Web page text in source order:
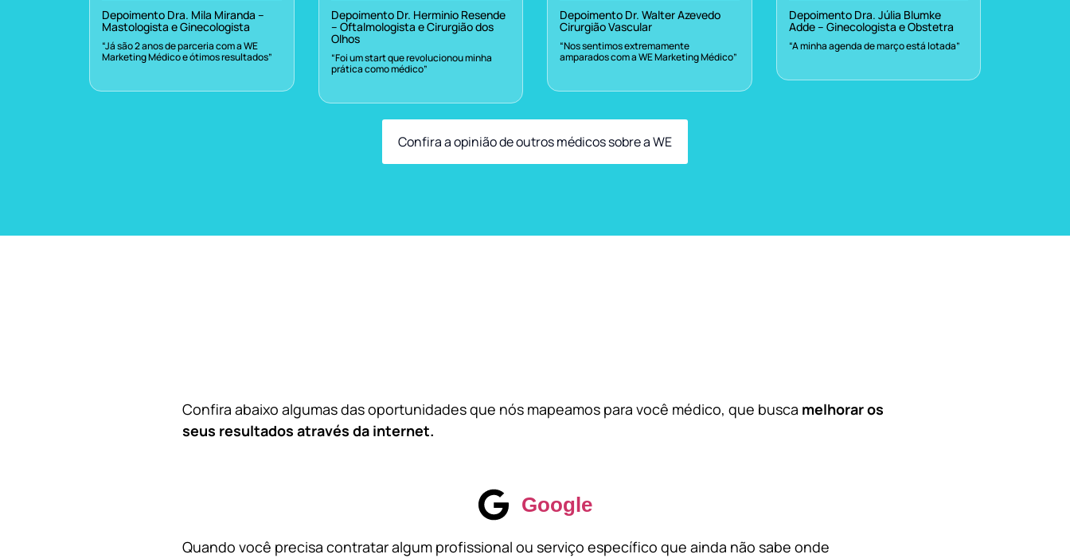
Depoimento Dra. Mila Miranda –
Mastologista e Ginecologista
“Já são 2 anos de parceria com a WE
Marketing Médico e ótimos resultados”
Depoimento Dr. Herminio Resende
– Oftalmologista e Cirurgião dos
Olhos
“Foi um start que revolucionou minha
prática como médico”
Depoimento Dr. Walter Azevedo
Cirurgião Vascular
“Nos sentimos extremamente
amparados com a WE Marketing Médico”
Depoimento Dra. Júlia Blumke
Adde – Ginecologista e Obstetra
“A minha agenda de março está lotada”
Confira a opinião de outros médicos sobre a WE
Confira abaixo algumas das oportunidades que nós mapeamos para você médico, que busca melhorar os
seus resultados através da internet.
Google
Quando você precisa contratar algum profissional ou serviço específico que ainda não sabe onde